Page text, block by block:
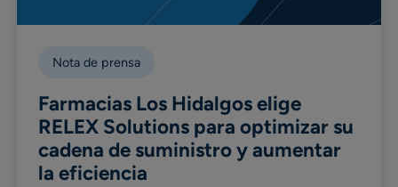
Nota de prensa
Farmacias Los Hidalgos elige
RELEX Solutions para optimizar su
cadena de suministro y aumentar
la eficiencia